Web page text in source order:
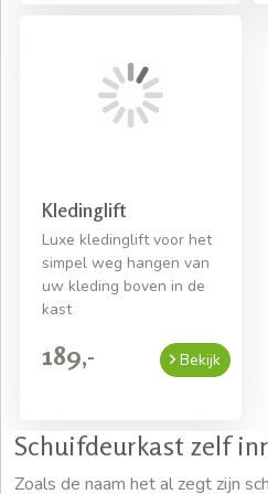
Kledinglift
Luxe kledinglift voor het
simpel weg hangen van
uw kleding boven in de
kast
189,- Bekijk
Schuifdeurkast zelf
Zoals de naam het al zegt zijn